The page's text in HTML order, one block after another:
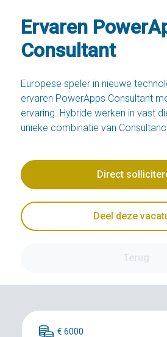
Ervaren
Consultant
Europese speler in nieuwe
ervaren PowerApps Consultant
ervaring. Hybride werken in vast
unieke combinatie van
Direct
Deel deze
Terug
€ 6000